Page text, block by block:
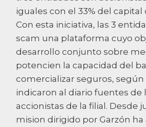
iguales con el 33% del capital
Con esta iniciativa, las 3
scam una plataforma cuyo
desarrollo conjunto sobre
potencien la capacidad del
comercializar seguros, según
indicaron al diario fuentes de
accionistas de la filial. Desde
mision dirigido por Garzón ha